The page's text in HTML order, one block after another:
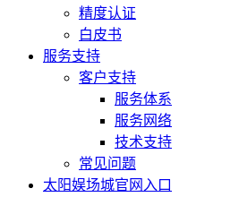
精度认证
白皮书
服务支持
客户支持
服务体系
服务网络
技术支持
常见问题
太阳娱场城官网入口